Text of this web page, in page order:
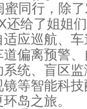
同行，除了
还给了姐姐
应巡航、
偏离预警
统、盲区
等智能科
岛之旅。